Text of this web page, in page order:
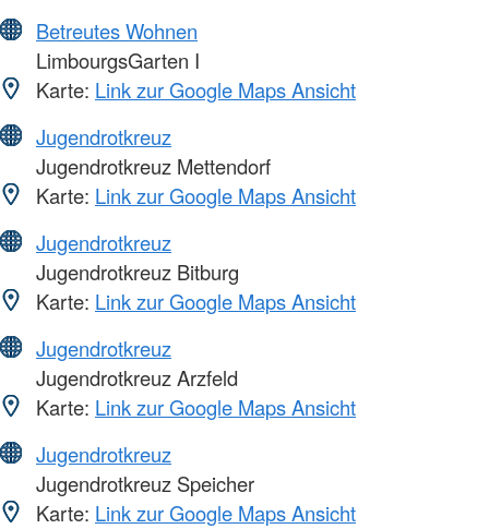
Betreutes Wohnen
LimbourgsGarten I
Karte: Link zur Google Maps Ansicht
Jugendrotkreuz
Jugendrotkreuz Mettendorf
Karte: Link zur Google Maps Ansicht
Jugendrotkreuz
Jugendrotkreuz Bitburg
Karte: Link zur Google Maps Ansicht
Jugendrotkreuz
Jugendrotkreuz Arzfeld
Karte: Link zur Google Maps Ansicht
Jugendrotkreuz
Jugendrotkreuz Speicher
Karte: Link zur Google Maps Ansicht